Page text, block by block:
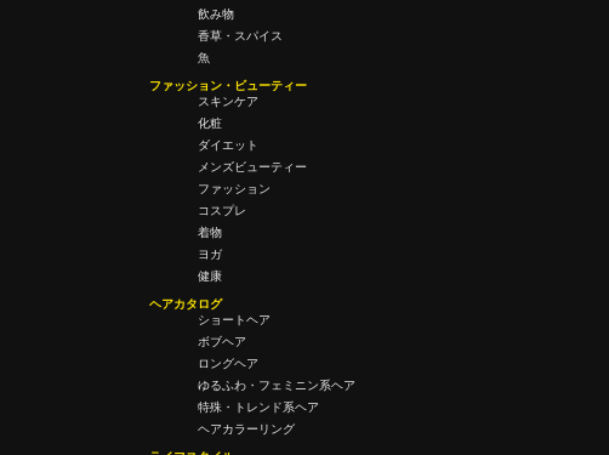
飲み物
香草・スパイス
魚
ファッション・ビューティー
スキンケア
化粧
ダイエット
メンズビューティー
ファッション
コスプレ
着物
ヨガ
健康
ヘアカタログ
ショートヘア
ボブヘア
ロングヘア
ゆるふわ・フェミニン系ヘア
特殊・トレンド系ヘア
ヘアカラーリング